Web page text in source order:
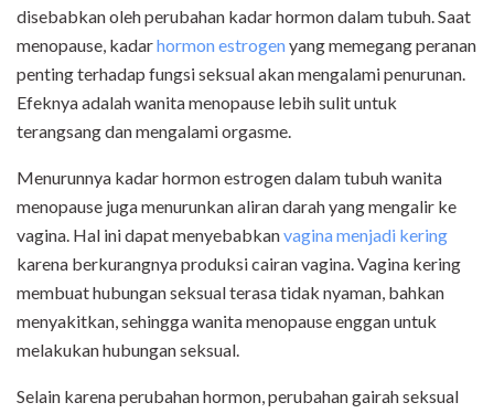
disebabkan oleh perubahan kadar hormon dalam tubuh. Saat
menopause, kadarhormon estrogenyang memegang peranan
penting terhadap fungsi seksual akan mengalami penurunan.
Efeknya adalah wanita menopause lebih sulit untuk
terangsang dan mengalami orgasme.
Menurunnya kadar hormon estrogen dalam tubuh wanita
menopause juga menurunkan aliran darah yang mengalir ke
vagina. Hal ini dapat menyebabkanvagina menjadi kering
karena berkurangnya produksi cairan vagina. Vagina kering
membuat hubungan seksual terasa tidak nyaman, bahkan
menyakitkan, sehingga wanita menopause enggan untuk
melakukan hubungan seksual.
Selain karena perubahan hormon, perubahan gairah seksual